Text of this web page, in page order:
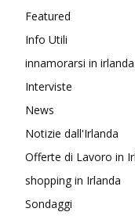
Featured
Info Utili
innamorarsi in irlanda
Interviste
News
Notizie dall'Irlanda
Offerte di Lavoro in
shopping in Irlanda
Sondaggi